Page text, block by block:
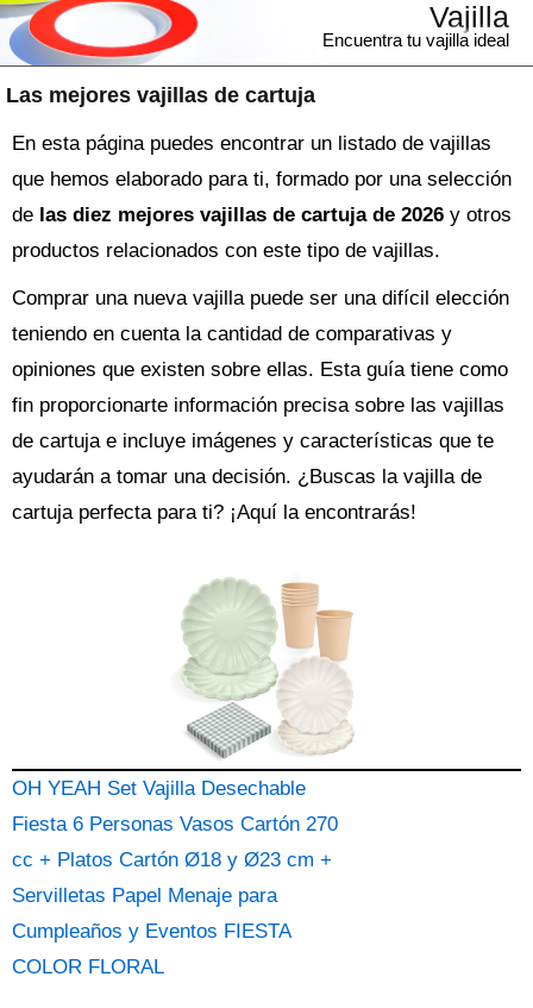
Las mejores vajillas de cartuja
Vajilla
Encuentra tu vajilla ideal
En esta página puedes encontrar un listado de vajillas
que hemos elaborado para ti, formado por una selección
de las diez mejores vajillas de cartuja de 2026 y otros
productos relacionados con este tipo de vajillas.
Comprar una nueva vajillapuede ser una difícil elección
teniendo en cuenta la cantidad de comparativas y
opiniones que existen sobre ellas. Esta guía tiene como
fin proporcionarte información precisa sobre las vajillas
de cartujae incluye imágenes y características que te
ayudarán a tomar una decisión. ¿Buscas la vajillade
cartuja perfecta para ti? ¡Aquí la encontrarás!
OH YEAH Set Vajilla Desechable
Fiesta 6 Personas Vasos Cartón 270
cc + Platos Cartón Ø18 y Ø23 cm +
Servilletas Papel Menaje para
Cumpleaños y Eventos FIESTA
COLOR FLORAL